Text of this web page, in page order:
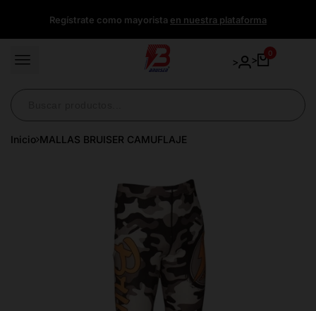
Regístrate como mayorista en nuestra plataforma
> >
0
Inicio MALLAS BRUISER CAMUFLAJE
directamente
al
contenido